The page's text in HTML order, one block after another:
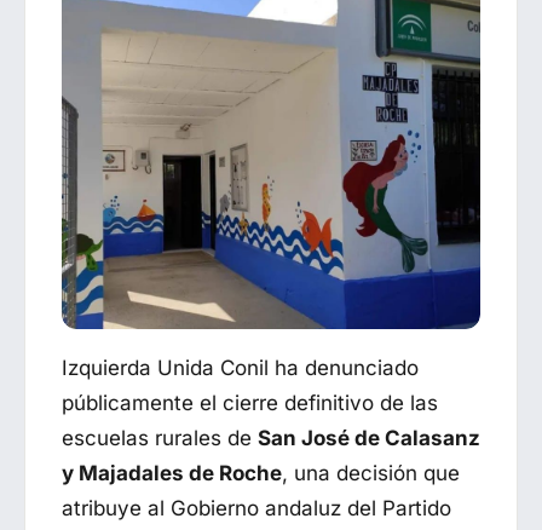
Izquierda Unida Conil ha denunciado
públicamente el cierre definitivo de las
escuelas rurales de San José de Calasanz
y Majadales de Roche, una decisión que
atribuye al Gobierno andaluz del Partido